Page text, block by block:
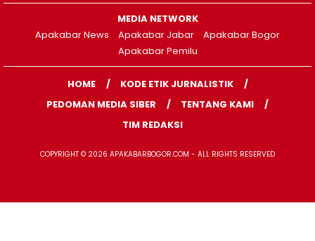
MEDIA NETWORK
Apakabar News
Apakabar Jabar
Apakabar Bogor
Apakabar Pemilu
HOME
KODE ETIK JURNALISTIK
PEDOMAN MEDIA SIBER
TENTANG KAMI
TIM REDAKSI
COPYRIGHT © 2026 APAKABARBOGOR.COM - ALL RIGHTS RESERVED